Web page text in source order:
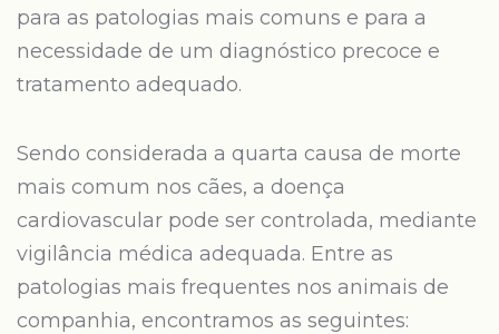
para as patologias mais comuns e para a
necessidade de um diagnóstico precoce e
tratamento adequado.
Sendo considerada a quarta causa de morte
mais comum nos cães, a doença
cardiovascular pode ser controlada, mediante
vigilância médica adequada. Entre as
patologias mais frequentes nos animais de
companhia, encontramos as seguintes: